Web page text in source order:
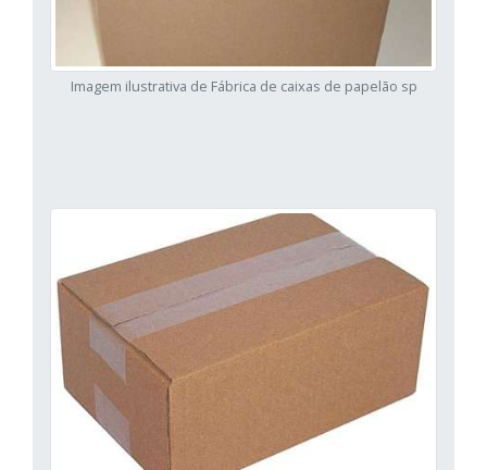
Imagem ilustrativa de Fábrica de caixas de papelão sp